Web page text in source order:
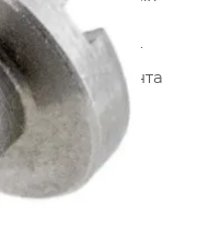
этот винт
ассистента